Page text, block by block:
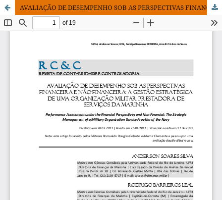
AVALIAÇÃO DE DESEMPENHO SOB AS PERSPECTIVAS FINANCEIRA E NÃO-FINANCEIRA: A GESTÃO ESTRATÉGICA DE UMA ORGANIZAÇÃO MILITAR PRESTADORA DE SERVIÇOS DA MARINHA